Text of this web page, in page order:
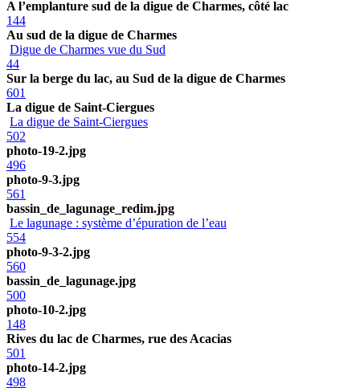
A l’emplanture sud de la digue de Charmes, côté lac
144
Au sud de la digue de Charmes
Digue de Charmes vue du Sud
44
Sur la berge du lac, au Sud de la digue de Charmes
601
La digue de Saint-Ciergues
La digue de Saint-Ciergues
502
photo-19-2.jpg
496
photo-9-3.jpg
561
bassin_de_lagunage_redim.jpg
Le lagunage : système d’épuration de l’eau
554
photo-9-3-2.jpg
560
bassin_de_lagunage.jpg
500
photo-10-2.jpg
148
Rives du lac de Charmes, rue des Acacias
501
photo-14-2.jpg
498